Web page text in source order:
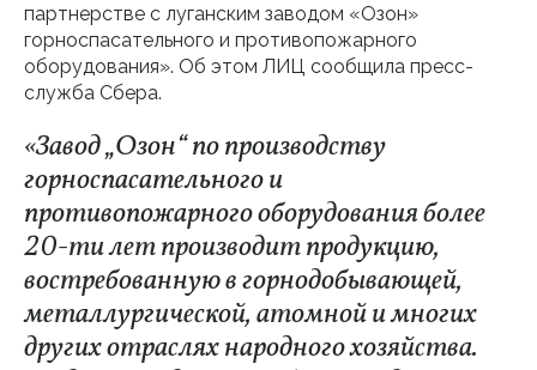
партнерстве с луганским заводом «Озон»
горноспасательного и противопожарного
оборудования». Об этом ЛИЦ сообщила пресс-
служба Сбера.
«Завод „Озон“ по производству
горноспасательного и
противопожарного оборудования более
20-ти лет производит продукцию,
востребованную в горнодобывающей,
металлургической, атомной и многих
других отраслях народного хозяйства.